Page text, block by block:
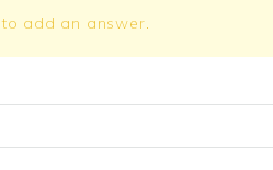
add an answer.